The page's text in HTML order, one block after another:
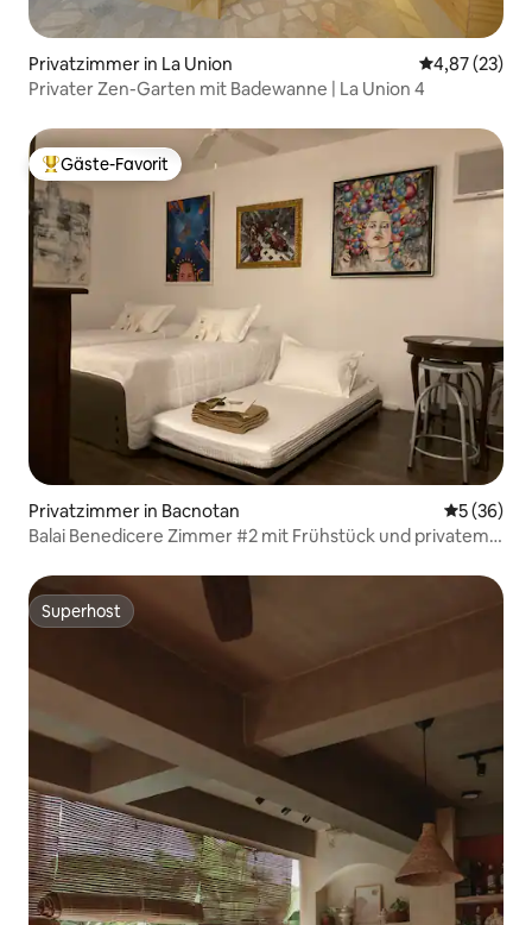
Privatzimmer in La Union
4,87 (23)
Privater Zen-Garten mit Badewanne | La Union 4
Beliebter Gäste-Favorit.
Gäste-Favorit
Privatzimmer in Bacnotan
5 (36)
Balai Benedicere Zimmer #2 mit Frühstück und privatem
Superhost
Superhost